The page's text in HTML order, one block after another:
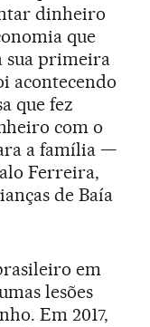
dinheiro
que
sua primeira
acontecendo
que fez
com o
a família —
Ferreira,
de Baía
em
lesões
Em 2017,